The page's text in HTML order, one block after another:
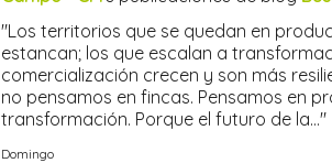
"Los territorios que se quedan en
estancan; los que escalan a
comercialización crecen y son más
no pensamos en fincas. Pensamos en
transformación. Porque el futuro de la…"
Domingo